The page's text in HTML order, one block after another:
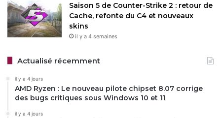
Saison 5 de Counter-Strike 2 : retour de
Cache, refonte du C4 et nouveaux
skins
il y a 4 semaines
Actualisé récemment
il y a 4 jours
AMD Ryzen : Le nouveau pilote chipset 8.07 corrige
des bugs critiques sous Windows 10 et 11
il y a 4 jours